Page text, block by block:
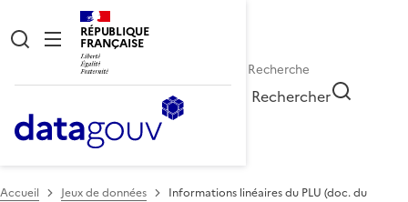
RÉPUBLIQUE
FRANÇAISE
Rechercher
Accueil Jeux de données
Informations linéaires du PLU (doc. du